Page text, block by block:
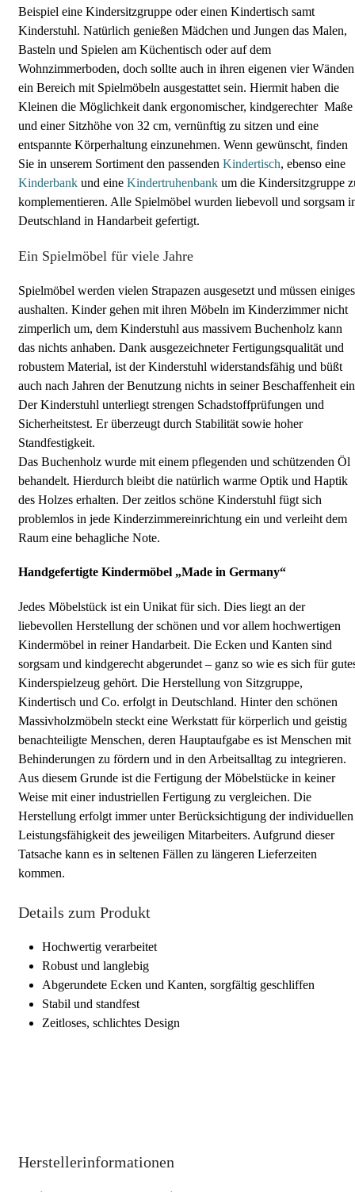
Beispiel eine Kindersitzgruppe oder einen Kindertisch samt
Kinderstuhl. Natürlich genießen Mädchen und Jungen das Malen,
Basteln und Spielen am Küchentisch oder auf dem
Wohnzimmerboden, doch sollte auch in ihren eigenen vier Wänden
ein Bereich mit Spielmöbeln ausgestattet sein. Hiermit haben die
Kleinen die Möglichkeit dank ergonomischer, kindgerechter Maße
und einer Sitzhöhe von 32 cm, vernünftig zu sitzen und eine
entspannte Körperhaltung einzunehmen. Wenn gewünscht, finden
Sie in unserem Sortiment den passenden Kindertisch, ebenso eine
Kinderbank und eine Kindertruhenbank um die Kindersitzgruppe
komplementieren. Alle Spielmöbel wurden liebevoll und sorgsam
Deutschland in Handarbeit gefertigt.
Ein Spielmöbel für viele Jahre
Spielmöbel werden vielen Strapazen ausgesetzt und müssen einiges
aushalten. Kinder gehen mit ihren Möbeln im Kinderzimmer nicht
zimperlich um, dem Kinderstuhl aus massivem Buchenholz kann
das nichts anhaben. Dank ausgezeichneter Fertigungsqualität und
robustem Material, ist der Kinderstuhl widerstandsfähig und büßt
auch nach Jahren der Benutzung nichts in seiner Beschaffenheit
Der Kinderstuhl unterliegt strengen Schadstoffprüfungen und
Sicherheitstest. Er überzeugt durch Stabilität sowie hoher
Standfestigkeit.
Das Buchenholz wurde mit einem pflegenden und schützenden Öl
behandelt. Hierdurch bleibt die natürlich warme Optik und Haptik
des Holzes erhalten. Der zeitlos schöne Kinderstuhl fügt sich
problemlos in jede Kinderzimmereinrichtung ein und verleiht dem
Raum eine behagliche Note.
Handgefertigte Kindermöbel „Made in Germany“
Jedes Möbelstück ist ein Unikat für sich. Dies liegt an der
liebevollen Herstellung der schönen und vor allem hochwertigen
Kindermöbel in reiner Handarbeit. Die Ecken und Kanten sind
sorgsam und kindgerecht abgerundet – ganz so wie es sich für
Kinderspielzeug gehört. Die Herstellung von Sitzgruppe,
Kindertisch und Co. erfolgt in Deutschland. Hinter den schönen
Massivholzmöbeln steckt eine Werkstatt für körperlich und geistig
benachteiligte Menschen, deren Hauptaufgabe es ist Menschen mit
Behinderungen zu fördern und in den Arbeitsalltag zu integrieren.
Aus diesem Grunde ist die Fertigung der Möbelstücke in keiner
Weise mit einer industriellen Fertigung zu vergleichen. Die
Herstellung erfolgt immer unter Berücksichtigung der individuellen
Leistungsfähigkeit des jeweiligen Mitarbeiters. Aufgrund dieser
Tatsache kann es in seltenen Fällen zu längeren Lieferzeiten
kommen.
Details zum Produkt
Hochwertig verarbeitet
Robust und langlebig
Abgerundete Ecken und Kanten, sorgfältig geschliffen
Stabil und standfest
Zeitloses, schlichtes Design
Herstellerinformationen